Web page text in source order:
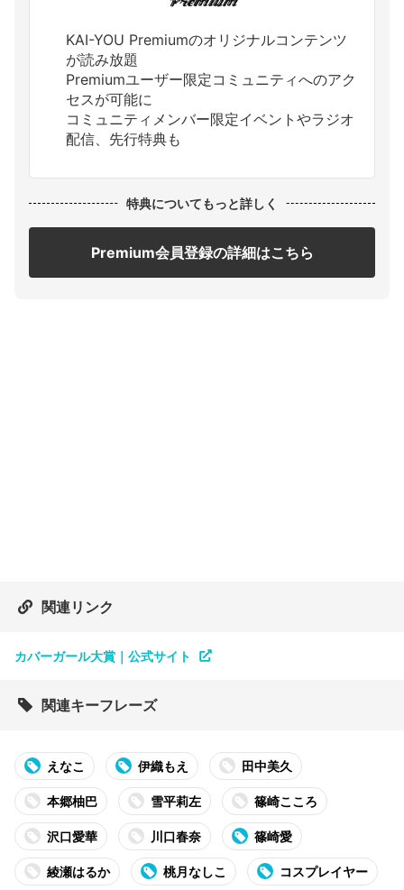
KAI-YOU Premiumのオリジナルコンテンツ
が読み放題
Premiumユーザー限定コミュニティへのアク
セスが可能に
コミュニティメンバー限定イベントやラジオ
配信、先行特典も
特典についてもっと詳しく
Premium会員登録の詳細はこちら
関連リンク
カバーガール大賞｜公式サイト
関連キーフレーズ
えなこ 伊織もえ 田中美久
本郷柚巴 雪平莉左 篠崎こころ
沢口愛華 川口春奈 篠崎愛
綾瀬はるか 桃月なしこ コスプレイヤー